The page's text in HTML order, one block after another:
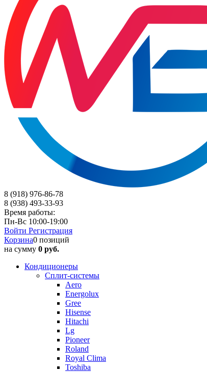
8 (918) 976-86-78
8 (938) 493-33-93
Время работы:
Пн-Вс 10:00-19:00
Войти Регистрация
Корзина0 позиций
на сумму 0 руб.
Кондиционеры
Сплит-системы
Aero
Energolux
Gree
Hisense
Hitachi
Lg
Pioneer
Roland
Royal Clima
Toshiba